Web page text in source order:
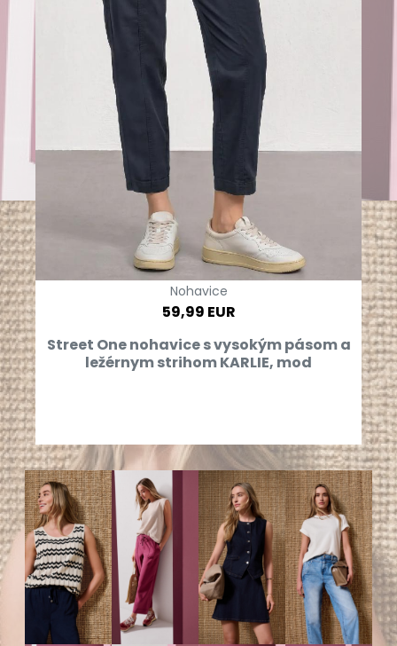
Nohavice
59,99 EUR
Street One nohavice s vysokým pásom a
ležérnym strihom KARLIE, mod